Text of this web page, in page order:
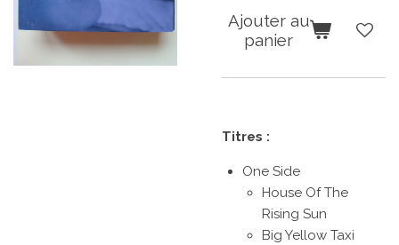
Ajouter au
panier
Titres :
One Side
House Of The
Rising Sun
Big Yellow Taxi